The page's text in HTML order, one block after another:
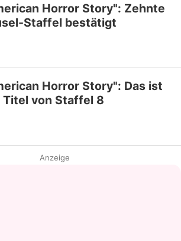
Horror Story": Zehnte
Staffel bestätigt
Horror Story": Das ist
Titel von Staffel 8
Anzeige